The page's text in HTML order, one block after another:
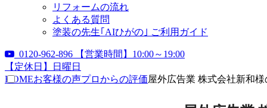
リフォームの流れ
よくある質問
塗装の先生｢AIひがの｣ ご利用ガイド
0120-962-896
【営業時間】10:00～19:00
【定休日】日曜日
HOMEお客様の声プロからの評価屋外広告業 株式会社新和様